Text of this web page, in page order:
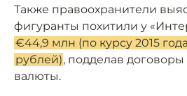
Также правоохранители
фигуранты похитили у
€44,9 млн (по курсу 2015
рублей), подделав
валюты.